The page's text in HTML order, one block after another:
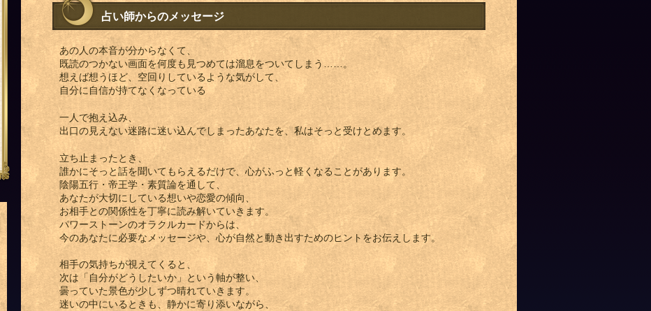
占い師からのメッセージ
あの人の本音が分からなくて、
既読のつかない画面を何度も見つめては溜息をついてしまう……。
想えば想うほど、空回りしているような気がして、
自分に自信が持てなくなっている
一人で抱え込み、
出口の見えない迷路に迷い込んでしまったあなたを、私はそっと受けとめます。
立ち止まったとき、
誰かにそっと話を聞いてもらえるだけで、心がふっと軽くなることがあります。
陰陽五行・帝王学・素質論を通して、
あなたが大切にしている想いや恋愛の傾向、
お相手との関係性を丁寧に読み解いていきます。
パワーストーンのオラクルカードからは、
今のあなたに必要なメッセージや、心が自然と動き出すためのヒントをお伝えします。
相手の気持ちが視えてくると、
次は「自分がどうしたいか」という軸が整い、
曇っていた景色が少しずつ晴れていきます。
迷いの中にいるときも、静かに寄り添いながら、